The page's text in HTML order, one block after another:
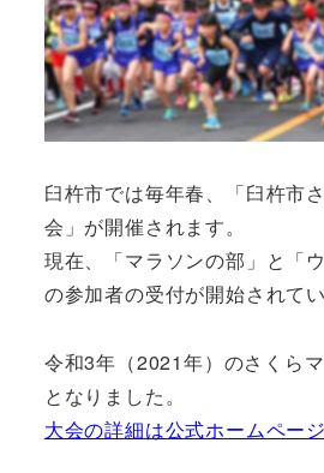
臼杵市では毎年春、「臼杵市
会」が開催されます。
現在、「マラソンの部」と「
の参加者の受付が開始されて
令和3年（2021年）のさくら
となりました。
大会の詳細は公式ホームペー